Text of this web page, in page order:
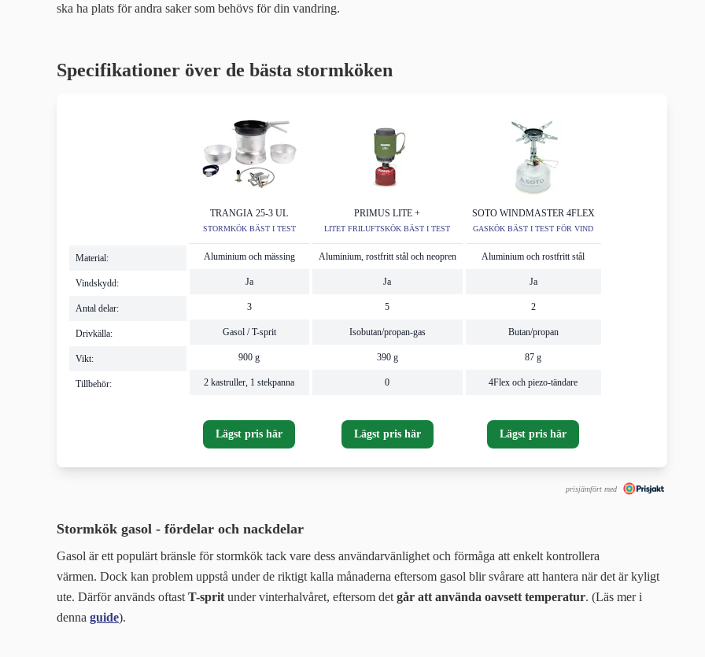
ska ha plats för andra saker som behövs för din vandring.
Specifikationer över de bästa stormköken
Material:
Vindskydd:
Antal delar:
Drivkälla:
Vikt:
Tillbehör:
TRANGIA 25-3 UL
STORMKÖK BÄST I TEST
Aluminium och mässing
Ja
3
Gasol / T-sprit
900 g
2 kastruller, 1 stekpanna
Lägst pris här
PRIMUS LITE +
LITET FRILUFTSKÖK BÄST I TEST
Aluminium, rostfritt stål och neopren
Ja
5
Isobutan/propan-gas
390 g
0
Lägst pris här
SOTO WINDMASTER 4FLEX
GASKÖK BÄST I TEST FÖR VIND
Aluminium och rostfritt stål
Ja
2
Butan/propan
87 g
4Flex och piezo-tändare
Lägst pris här
prisjämfört med
Stormkök gasol - fördelar och nackdelar
Gasol är ett populärt bränsle för stormkök tack vare dess användarvänlighet och förmåga att enkelt kontrollera
värmen. Dock kan problem uppstå under de riktigt kalla månaderna eftersom gasol blir svårare att hantera när det är kyligt
ute. Därför används oftast T-sprit under vinterhalvåret, eftersom det går att använda oavsett temperatur. (Läs mer i
denna guide).